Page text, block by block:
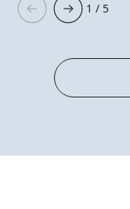
1 / 5